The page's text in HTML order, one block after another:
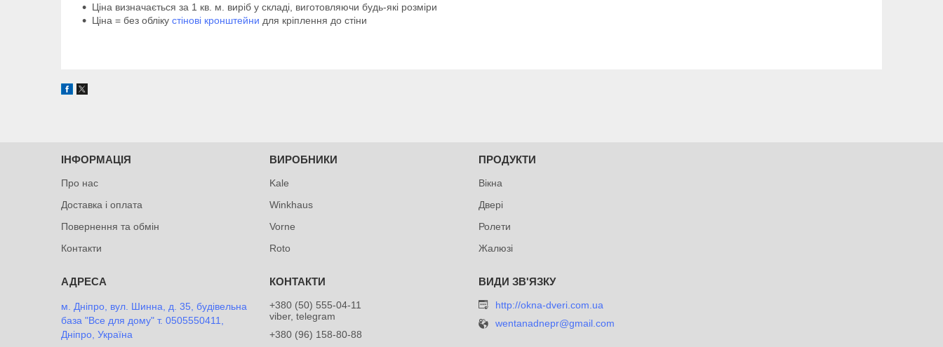
Ціна визначається за 1 кв. м. виріб у складі, виготовляючи будь-які розміри
Ціна = без обліку стінові кронштейни для кріплення до стіни
ІНФОРМАЦІЯ
Про нас
Доставка і оплата
Повернення та обмін
Контакти
ВИРОБНИКИ
Kale
Winkhaus
Vorne
Roto
ПРОДУКТИ
Вікна
Двері
Ролети
Жалюзі
м. Дніпро, вул. Шинна, д. 35, будівельна
база "Все для дому" т. 0505550411,
Дніпро, Україна
+380 (50) 555-04-11
viber, telegram
+380 (96) 158-80-88
http://okna-dveri.com.ua
wentanadnepr@gmail.com